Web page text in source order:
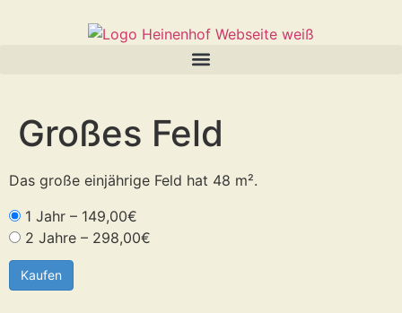
Großes Feld
Das große einjährige Feld hat 48 m².
1 Jahr – 149,00€
2 Jahre – 298,00€
Kaufen